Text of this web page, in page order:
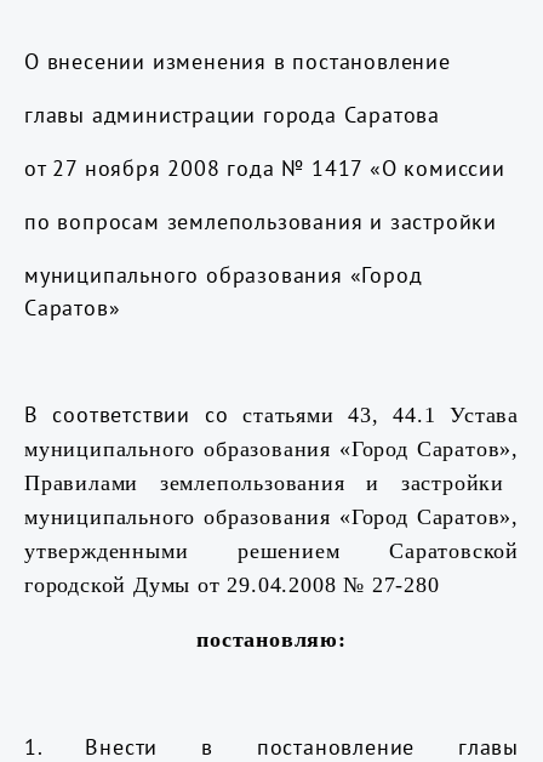
О внесении изменения в постановление
главы администрации города Саратова
от 27 ноября 2008 года № 1417 «О комиссии
по вопросам землепользования и застройки
муниципального образования «Город
Саратов»
В соответствии состатьями 43, 44.1 Устава
муниципального образования «Город Саратов»,
Правилами землепользования и застройки
муниципального образования «Город Саратов»,
утвержденными решением Саратовской
городской Думы от 29.04.2008 № 27-280
постановляю:
1. Внести в постановление главы